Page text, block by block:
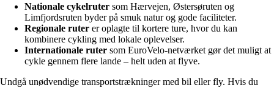
Nationale cykelruter som Hærvejen, Østersøruten og
Limfjordsruten byder på smuk natur og gode faciliteter.
Regionale ruter er oplagte til kortere ture, hvor du kan
kombinere cykling med lokale oplevelser.
Internationale ruter som EuroVelo-netværket gør det muligt at
cykle gennem flere lande – helt uden at flyve.
Undgå unødvendige transportstrækninger med bil eller fly. Hvis du